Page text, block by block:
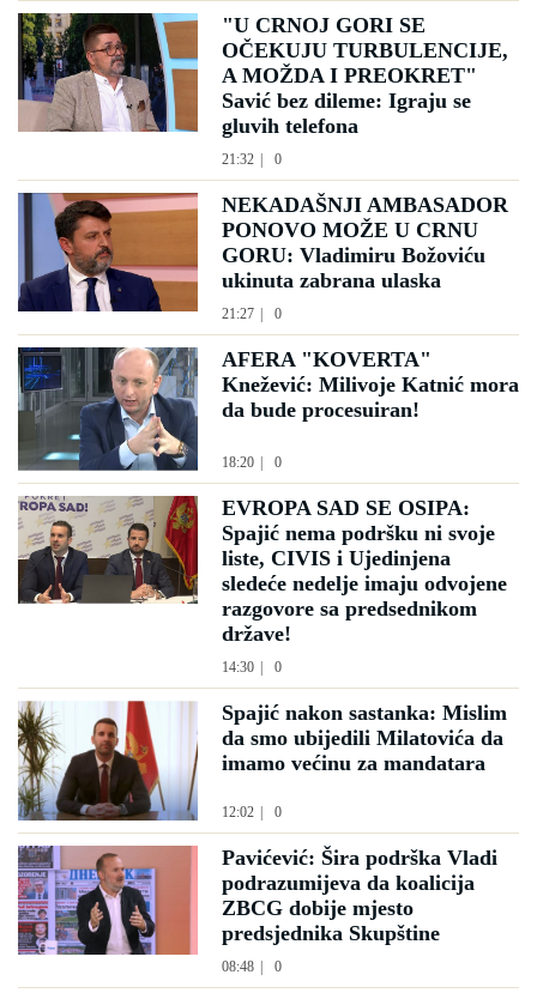
"U CRNOJ GORI SE
OČEKUJU TURBULENCIJE,
A MOŽDA I PREOKRET"
Savić bez dileme: Igraju se
gluvih telefona
21:32 | 0
NEKADAŠNJI AMBASADOR
PONOVO MOŽE U CRNU
GORU: Vladimiru Božoviću
ukinuta zabrana ulaska
21:27 | 0
AFERA "KOVERTA"
Knežević: Milivoje Katnić mora
da bude procesuiran!
18:20 0
EVROPA SAD SE OSIPA:
Spajić nema podršku ni svoje
liste, CIVIS i Ujedinjena
sledeće nedelje imaju odvojene
razgovore sa predsednikom
države!
14:30 0
Spajić nakon sastanka: Mislim
da smo ubijedili Milatovića da
imamo većinu za mandatara
12:02 0
Pavićević: Šira podrška Vladi
podrazumijeva da koalicija
ZBCG dobije mjesto
predsjednika Skupštine
08:48 0